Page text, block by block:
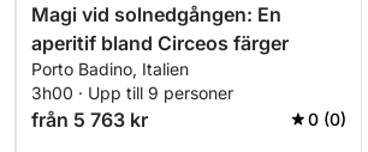
Magi vid solnedgången: En
aperitif bland Circeos färger
Porto Badino, Italien
3h00 · Upp till 9 personer
från 5 763 kr 0 (0)